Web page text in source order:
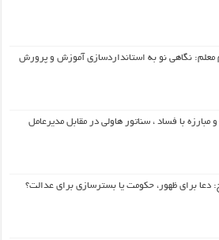
معلم: نگاهی نو به استانداردسازی آموزش و پرورش
مبارزه با فساد ، سناتور هاولی در مقابل مدیرعامل
دعا برای ظهور، حکومت یا بسترسازی برای عدالت؟